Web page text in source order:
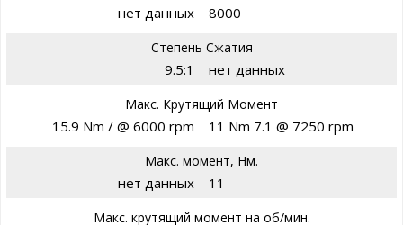
нет данных 8000
Степень Сжатия
9.5:1 нет данных
Макс. Крутящий Момент
15.9 Nm / @ 6000 rpm 11 Nm 7.1 @ 7250 rpm
Макс. момент, Нм.
нет данных 11
Макс. крутящий момент на об/мин.